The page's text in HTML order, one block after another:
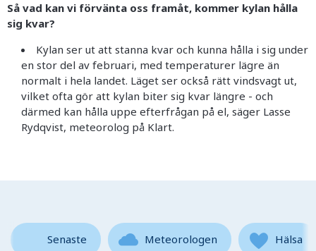
Så vad kan vi förvänta oss framåt, kommer kylan hålla
sig kvar?
Kylan ser ut att stanna kvar och kunna hålla i sig under
en stor del av februari, med temperaturer lägre än
normalt i hela landet. Läget ser också rätt vindsvagt ut,
vilket ofta gör att kylan biter sig kvar längre - och
därmed kan hålla uppe efterfrågan på el, säger Lasse
Rydqvist, meteorolog på Klart.
Senaste Meteorologen Hälsa